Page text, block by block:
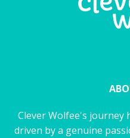
Clever Wolfee's journey
driven by a genuine